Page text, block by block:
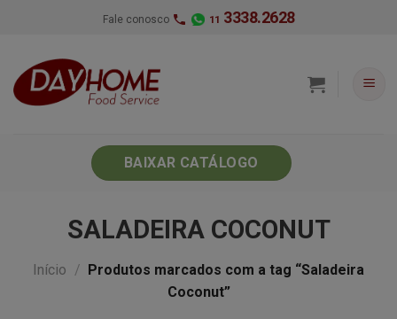
Fale conosco 11 3338.2628
BAIXAR CATÁLOGO
SALADEIRA COCONUT
Início /
Produtos marcados com a tag “Saladeira
Coconut”